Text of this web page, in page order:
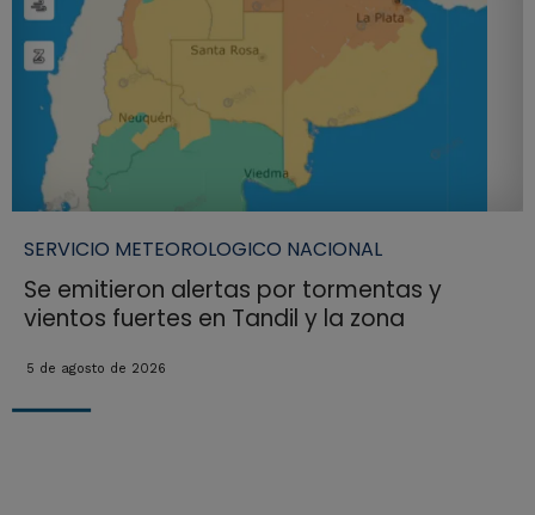
SERVICIO METEOROLOGICO NACIONAL
Se emitieron alertas por tormentas y
vientos fuertes en Tandil y la zona
5 de agosto de 2026